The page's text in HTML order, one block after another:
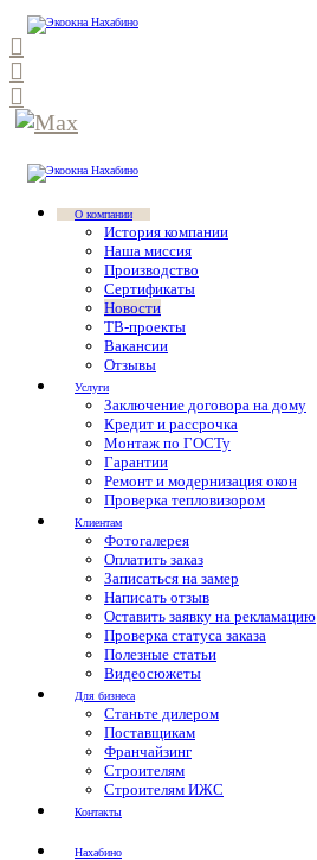
О компании
История компании
Наша миссия
Производство
Сертификаты
Новости
ТВ-проекты
Вакансии
Отзывы
Услуги
Заключение договора на дому
Кредит и рассрочка
Монтаж по ГОСТу
Гарантии
Ремонт и модернизация окон
Проверка тепловизором
Клиентам
Фотогалерея
Оплатить заказ
Записаться на замер
Написать отзыв
Оставить заявку на рекламацию
Проверка статуса заказа
Полезные статьи
Видеосюжеты
Для бизнеса
Станьте дилером
Поставщикам
Франчайзинг
Строителям
Строителям ИЖС
Контакты
Нахабино